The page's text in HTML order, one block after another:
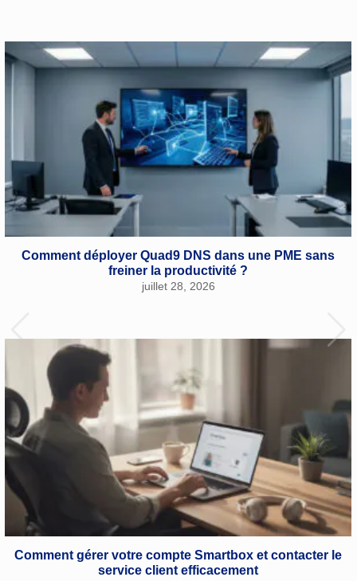
Comment déployer Quad9 DNS dans une PME sans
freiner la productivité ?
juillet 28, 2026
Comment gérer votre compte Smartbox et contacter le
service client efficacement